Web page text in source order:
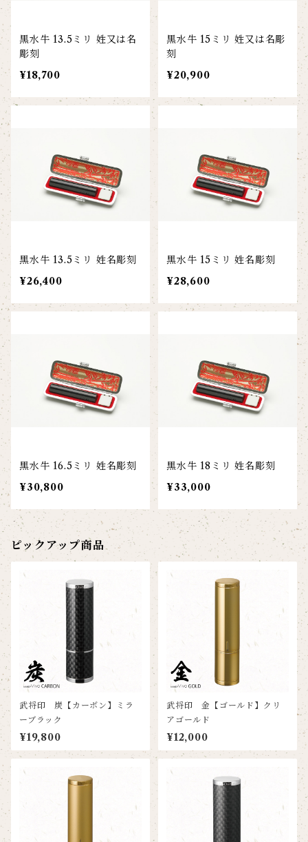
黒水牛 13.5ミリ 姓又は名
彫刻
¥18,700
黒水牛 15ミリ 姓又は名彫
刻
¥20,900
黒水牛 13.5ミリ 姓名彫刻
¥26,400
黒水牛 15ミリ 姓名彫刻
¥28,600
黒水牛 16.5ミリ 姓名彫刻
¥30,800
黒水牛 18ミリ 姓名彫刻
¥33,000
ピックアップ商品
武将印 炭【カーボン】ミラ
ーブラック
¥19,800
武将印 金【ゴールド】クリ
アゴールド
¥12,000